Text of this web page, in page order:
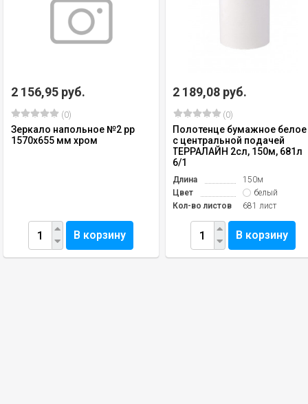
2 156,95 руб.
(0)
Зеркало напольное №2 рр
1570х655 мм хром
В корзину
2 189,08 руб.
(0)
Полотенце бумажное белое
с центральной подачей
ТЕРРАЛАЙН 2сл, 150м, 681л
6/1
Длина
150м
Цвет
белый
Кол-во листов
681 лист
В корзину